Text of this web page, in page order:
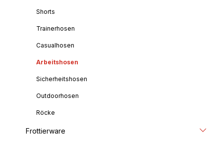
Shorts
Trainerhosen
Casualhosen
Arbeitshosen
Sicherheitshosen
Outdoorhosen
Röcke
Frottierware